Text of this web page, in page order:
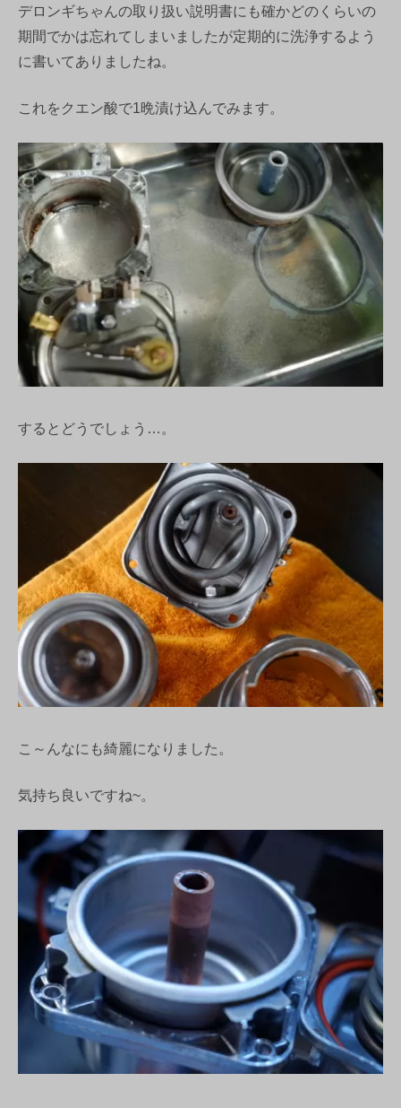
デロンギちゃんの取り扱い説明書にも確かどのくらいの
期間でかは忘れてしまいましたが定期的に洗浄するよう
に書いてありましたね。
これをクエン酸で1晩漬け込んでみます。
するとどうでしょう…。
こ～んなにも綺麗になりました。
気持ち良いですね~。